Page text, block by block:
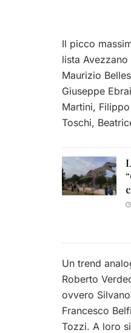
Il picco
lista
Maurizio
Giuseppe
Martini,
Toschi,
Un trend
Roberto
ovvero
Francesco
Tozzi. A loro